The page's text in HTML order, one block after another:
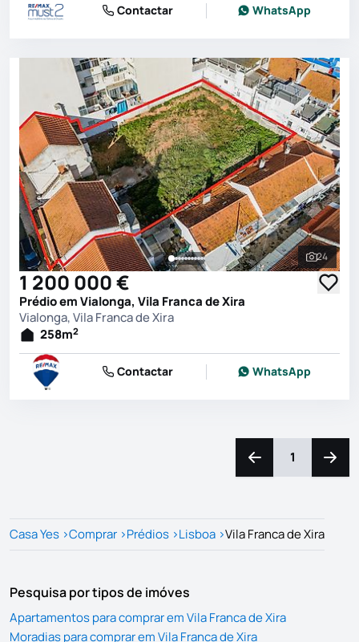
Contactar WhatsApp
Ver
24
1 200 000 €
Prédio em Vialonga, Vila Franca de Xira
Vialonga, Vila Franca de Xira
258m2
Contactar WhatsApp
Navegação para a
1
Casa Yes >Comprar >Prédios >Lisboa >Vila Franca de Xira
Pesquisa por tipos de imóves
Apartamentos para comprar em Vila Franca de Xira
Moradias para comprar em Vila Franca de Xira